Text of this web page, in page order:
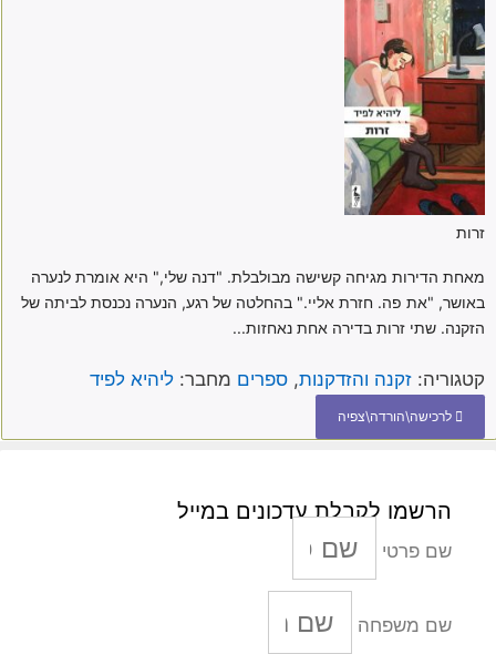
זרות
מאחת הדירות מגיחה קשישה מבולבלת. "דנה שלי," היא אומרת לנערה
באושר, "את פה. חזרת אליי." בהחלטה של רגע, הנערה נכנסת לביתה של
הזקנה. שתי זרות בדירה אחת נאחזות...
קטגוריה: זקנה והזדקנות, ספרים מחבר: ליהיא לפיד
לרכישה\הורדה\צפיה
הרשמו לקבלת עדכונים במייל
שם פרטי
שם משפחה